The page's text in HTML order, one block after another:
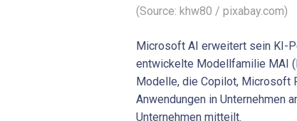
(Source: khw80 / pixabay.com)
Microsoft AI erweitert sein KI-
entwickelte Modellfamilie MAI
Modelle, die Copilot, Microsoft
Anwendungen in Unternehmen
Unternehmen mitteilt.